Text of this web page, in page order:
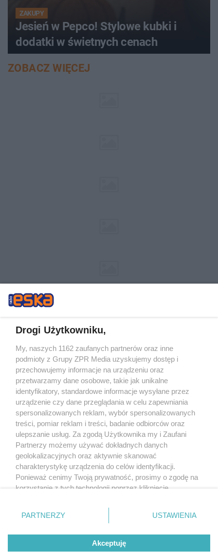
ZAKUPY
Jesień w Pepco! Stylowe kubki i
dodatki w świetnych cenach
ZOBACZ WIĘCEJ
Żaden utwór zamieszczony w serwisie nie może być powielany i
rozpowszechniany lub dalej rozpowszechniany w jakikolwiek sposób (w
tym także elektroniczny lub mechaniczny) na jakimkolwiek polu
eksploatacji w jakiejkolwiek formie, włącznie z umieszczaniem w Internecie
bez pisemnej zgody właściciela praw. Jakiekolwiek użycie lub
wykorzystanie utworów w całości lub w części z naruszeniem prawa, tzn.
bez właściwej zgody, jest zabronione pod groźbą kary i może być ścigane
prawnie.
O nas
Drogi Użytkowniku,
My, naszych 1162 zaufanych partnerów oraz inne
podmioty z Grupy ZPR Media uzyskujemy dostęp i
przechowujemy informacje na urządzeniu oraz
przetwarzamy dane osobowe, takie jak unikalne
identyfikatory, standardowe informacje wysyłane przez
urządzenie czy dane przeglądania w celu zapewniania
spersonalizowanych reklam, wybór spersonalizowanych
treści, pomiar reklam i treści, badanie odbiorców oraz
ulepszanie usług. Za zgodą Użytkownika my i Zaufani
Partnerzy możemy używać dokładnych danych
geolokalizacyjnych oraz aktywnie skanować
charakterystykę urządzenia do celów identyfikacji.
Ponieważ cenimy Twoją prywatność, prosimy o zgodę na
korzystanie z tych technologii poprzez kliknięcie
zmienić/wycofać klikając przycisk ustawień prywatności
znajdujący się w lewym dolnym rogu strony
rodzaje przetwarzania danych nie wymagają zgody
użytkownika, ale masz prawo sprzeciwić się takiemu
PARTNERZY USTAWIENIA
Akceptuję